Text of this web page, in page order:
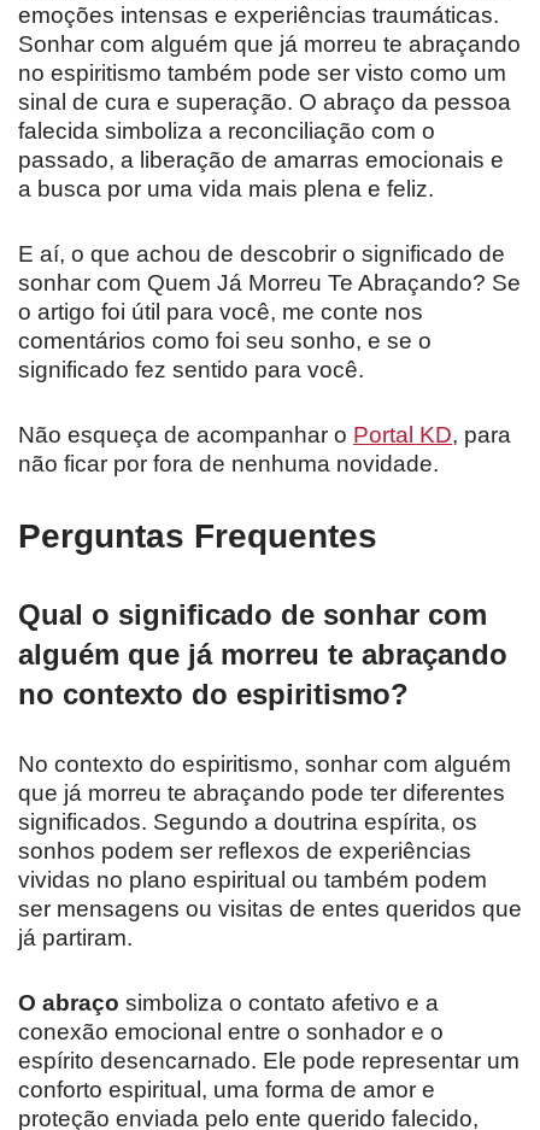
emoções intensas e experiências traumáticas.
Sonhar com alguém que já morreu te abraçando
no espiritismo também pode ser visto como um
sinal de cura e superação. O abraço da pessoa
falecida simboliza a reconciliação com o
passado, a liberação de amarras emocionais e
a busca por uma vida mais plena e feliz.
E aí, o que achou de descobrir o significado de
sonhar com Quem Já Morreu Te Abraçando? Se
o artigo foi útil para você, me conte nos
comentários como foi seu sonho, e se o
significado fez sentido para você.
Não esqueça de acompanhar o Portal KD, para
não ficar por fora de nenhuma novidade.
Perguntas Frequentes
Qual o significado de sonhar com
alguém que já morreu te abraçando
no contexto do espiritismo?
No contexto do espiritismo, sonhar com alguém
que já morreu te abraçando pode ter diferentes
significados. Segundo a doutrina espírita, os
sonhos podem ser reflexos de experiências
vividas no plano espiritual ou também podem
ser mensagens ou visitas de entes queridos que
já partiram.
O abraço simboliza o contato afetivo e a
conexão emocional entre o sonhador e o
espírito desencarnado. Ele pode representar um
conforto espiritual, uma forma de amor e
proteção enviada pelo ente querido falecido,